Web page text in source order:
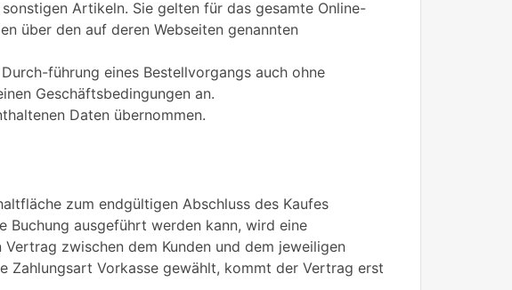
Artikeln. Sie gelten für das gesamte Online-
über den auf deren Webseiten genannten
führung eines Bestellvorgangs auch ohne
Geschäftsbedingungen an.
Daten übernommen.
zum endgültigen Abschluss des Kaufes
ausgeführt werden kann, wird eine
zwischen dem Kunden und dem jeweiligen
Zahlungsart Vorkasse gewählt, kommt der Vertrag erst